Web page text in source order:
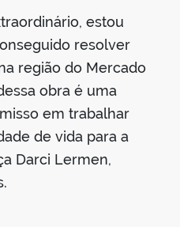
estou
resolver
região do Mercado
obra é uma
em trabalhar
de vida para a
Darci Lermen,